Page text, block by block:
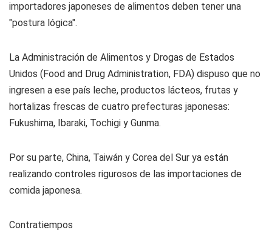
importadores japoneses de alimentos deben tener una
"postura lógica".
La Administración de Alimentos y Drogas de Estados
Unidos (Food and Drug Administration, FDA) dispuso que no
ingresen a ese país leche, productos lácteos, frutas y
hortalizas frescas de cuatro prefecturas japonesas:
Fukushima, Ibaraki, Tochigi y Gunma.
Por su parte, China, Taiwán y Corea del Sur ya están
realizando controles rigurosos de las importaciones de
comida japonesa.
Contratiempos